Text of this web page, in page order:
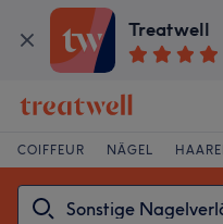
Treatwell
COIFFEUR NÄGEL